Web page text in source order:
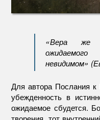
«Вера же
невидимом»
Для автора Послания
убежденность в
ожидаемое сбудется.